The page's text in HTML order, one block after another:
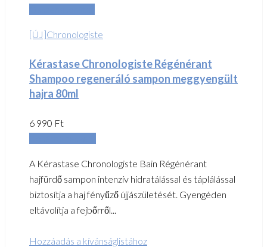
[ÚJ]Chronologiste
Kérastase Chronologiste Régénérant
Shampoo regeneráló sampon meggyengült
hajra 80ml
6 990 Ft
A Kérastase Chronologiste Bain Régénérant
hajfürdő sampon intenzív hidratálással és táplálással
biztosítja a haj fényűző újjászületését. Gyengéden
eltávolítja a fejbőrről...
Hozzáadás a kívánságlistához